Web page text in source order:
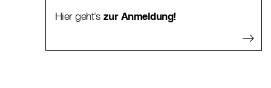
Hier geht’s zur Anmeldung!